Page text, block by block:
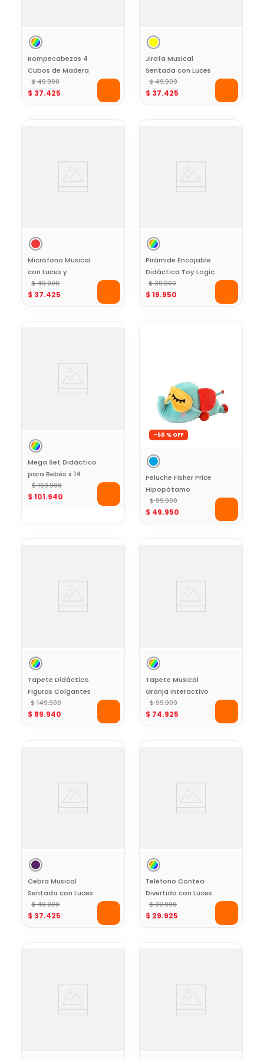
Rompecabezas 4
Cubos de Madera
diseño Zoo Kids
Hits
$ 49.900
$ 37.425
Jirafa Musical
Sentada con Luces
y Sonidos Kids Hits
$ 49.900
$ 37.425
Micrófono Musical
con Luces y
Canciones
Populares Kids Hits
$ 49.900
$ 37.425
Pirámide Encajable
Didáctica Toy Logic
$ 39.900
$ 19.950
Mega Set Didáctico
para Bebés x 14
Piezas Toy Logic
$ 169.900
$ 101.940
-50 %
Peluche Fisher Price
Hipopótamo
Dormilón
$ 99.900
$ 49.950
Tapete Didáctico
Figuras Colgantes
para Bebé Toy
Logic
$ 149.900
$ 89.940
Tapete Musical
Granja Interactivo
Kids Hits
$ 99.900
$ 74.925
Cebra Musical
Sentada con Luces
y Sonidos Kids Hits
$ 49.900
$ 37.425
Teléfono Conteo
Divertido con Luces
y Sonidos
Educativos Kids
$ 39.900
$ 29.925